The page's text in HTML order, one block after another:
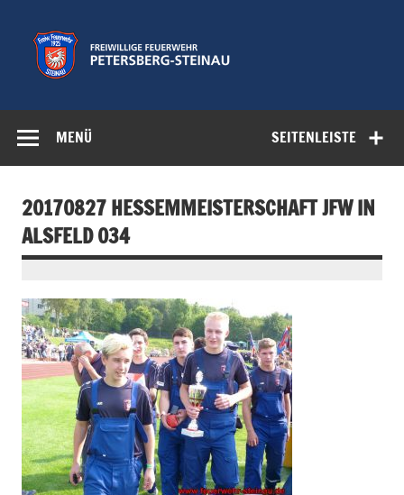
springen
Feuerwehr
Petersberg-
SEITENLEISTE
MENÜ
20170827 HESSEMMEISTERSCHAFT JFW IN
ALSFELD 034